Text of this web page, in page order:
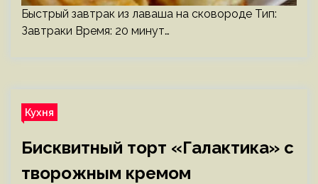
Быстрый завтрак из лаваша на сковороде Тип:
Завтраки Время: 20 минут…
Кухня
Бисквитный торт «Галактика» с
творожным кремом